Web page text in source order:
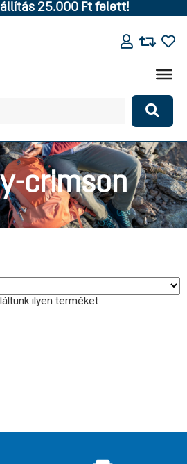
25.000 Ft felett!
crimson
ilyen terméket